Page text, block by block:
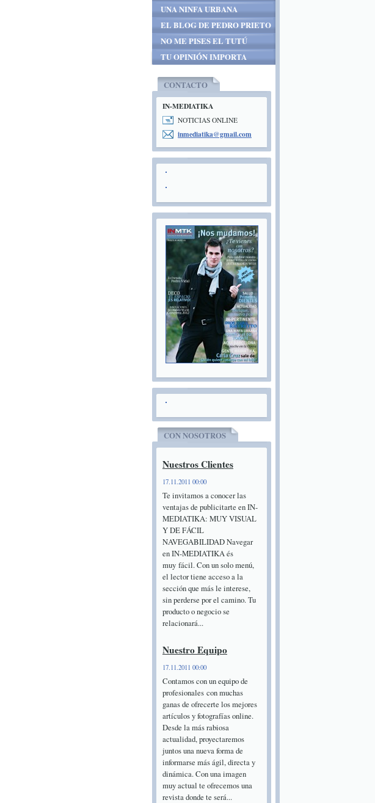
UNA NINFA URBANA
EL BLOG DE PEDRO PRIETO
NO ME PISES EL TUTÚ
TU OPINIÓN IMPORTA
CONTACTO
IN-MEDIATIKA
NOTICIAS ONLINE
inmediatika@gmail.com
CON NOSOTROS
Nuestros Clientes
17.11.2011 00:00
Te invitamos a conocer las
ventajas de publicitarte en IN-
MEDIATIKA: MUY VISUAL
Y DE FÁCIL
NAVEGABILIDAD Navegar
en IN-MEDIATIKA és
muy fácil. Con un solo menú,
el lector tiene acceso a la
sección que más le interese,
sin perderse por el camino. Tu
producto o negocio se
relacionará...
Nuestro Equipo
17.11.2011 00:00
Contamos con un equipo de
profesionales con muchas
ganas de ofrecerte los mejores
artículos y fotografías online.
Desde la más rabiosa
actualidad, proyectaremos
juntos una nueva forma de
informarse más ágil, directa y
dinámica. Con una imagen
muy actual te ofrecemos una
revista donde te será...